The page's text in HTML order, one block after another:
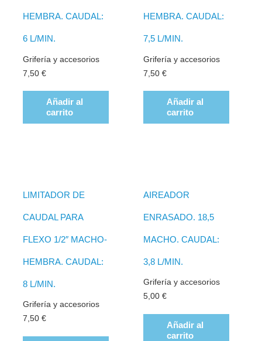
HEMBRA. CAUDAL:
6 L/MIN.
Grifería y accesorios
7,50€
Añadir al
carrito
HEMBRA. CAUDAL:
7,5 L/MIN.
Grifería y accesorios
7,50 €
Añadir al
carrito
LIMITADOR DE
CAUDAL PARA
FLEXO 1/2″ MACHO-
HEMBRA. CAUDAL:
8 L/MIN.
Grifería y accesorios
7,50€
AIREADOR
ENRASADO. 18,5
MACHO. CAUDAL:
3,8 L/MIN.
Grifería y accesorios
5,00 €
Añadir al
carrito